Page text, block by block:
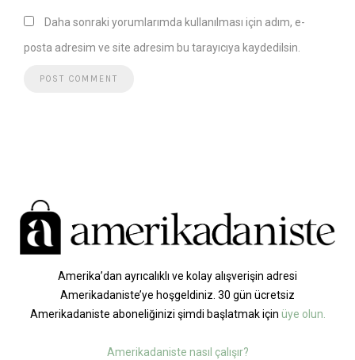
Daha sonraki yorumlarımda kullanılması için adım, e-
posta adresim ve site adresim bu tarayıcıya kaydedilsin.
Amerika’dan ayrıcalıklı ve kolay alışverişin adresi
Amerikadaniste’ye hoşgeldiniz. 30 gün ücretsiz
Amerikadaniste aboneliğinizi şimdi başlatmak için üye olun.
Amerikadaniste nasıl çalışır?